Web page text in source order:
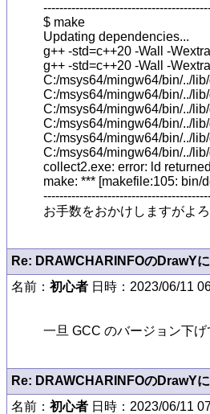
$ make
Updating dependencies...
g++ -std=c++20 -Wall -
g++ -std=c++20 -Wall -
C:/msys64/mingw64/bin/../
C:/msys64/mingw64/bin/../
C:/msys64/mingw64/bin/../
C:/msys64/mingw64/bin/../
C:/msys64/mingw64/bin/../
C:/msys64/mingw64/bin/../
collect2.exe: error: ld
make: *** [makefile:105: bin/
お手数をおかけしますがよ
Re: DRAWCHARINFOのDrawY
名前： 初心者 日時：2023/06/11
一旦 GCC のバージョン下げ
Re: DRAWCHARINFOのDrawY
名前： 初心者 日時：2023/06/11